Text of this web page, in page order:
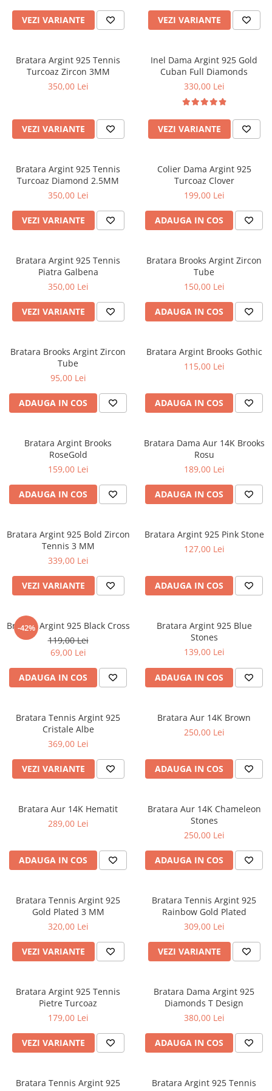
CERCEI
CEASURI DAMA
VEZI VARIANTE VEZI VARIANTE
Bratara Argint 925 Tennis
Turcoaz Zircon 3MM
350,00 Lei
VEZI VARIANTE
Inel Dama Argint 925 Gold
Cuban Full Diamonds
330,00 Lei
VEZI VARIANTE
Bratara Argint 925 Tennis
Turcoaz Diamond 2.5MM
350,00 Lei
VEZI VARIANTE
Colier Dama Argint 925
Turcoaz Clover
199,00 Lei
ADAUGA IN COS
Bratara Argint 925 Tennis
Piatra Galbena
350,00 Lei
VEZI VARIANTE
Bratara Brooks Argint Zircon
Tube
150,00 Lei
ADAUGA IN COS
Bratara Brooks Argint Zircon
Tube
95,00 Lei
ADAUGA IN COS
Bratara Argint Brooks Gothic
115,00 Lei
ADAUGA IN COS
Bratara Argint Brooks
RoseGold
159,00 Lei
ADAUGA IN COS
Bratara Dama Aur 14K Brooks
Rosu
189,00 Lei
ADAUGA IN COS
Bratara Argint 925 Bold Zircon
Tennis 3 MM
339,00 Lei
VEZI VARIANTE
Bratara Argint 925 Pink Stone
127,00 Lei
ADAUGA IN COS
-42%
Bratara Argint 925 Black Cross
119,00 Lei
69,00 Lei
ADAUGA IN COS
Bratara Argint 925 Blue
Stones
139,00 Lei
ADAUGA IN COS
Bratara Tennis Argint 925
Cristale Albe
369,00 Lei
VEZI VARIANTE
Bratara Aur 14K Brown
250,00 Lei
ADAUGA IN COS
Bratara Aur 14K Hematit
289,00 Lei
ADAUGA IN COS
Bratara Aur 14K Chameleon
Stones
250,00 Lei
ADAUGA IN COS
Bratara Tennis Argint 925
Gold Plated 3 MM
320,00 Lei
VEZI VARIANTE
Bratara Tennis Argint 925
Rainbow Gold Plated
309,00 Lei
VEZI VARIANTE
Bratara Argint 925 Tennis
Pietre Turcoaz
179,00 Lei
VEZI VARIANTE
Bratara Dama Argint 925
Diamonds T Design
380,00 Lei
ADAUGA IN COS
Bratara Tennis Argint 925
Bratara Argint 925 Tennis